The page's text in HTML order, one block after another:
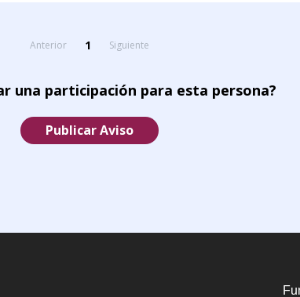
Anterior 1 Siguiente
una participación para esta persona?
Publicar Aviso